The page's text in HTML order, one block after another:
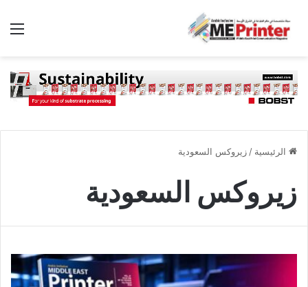
الرئيسية / زيروكس السعودية
زيروكس السعودية